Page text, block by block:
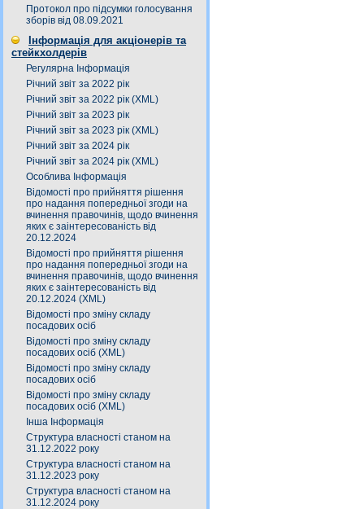
Протокол про підсумки голосування
зборів від 08.09.2021
Інформація для акціонерів та
стейкхолдерів
Регулярна Інформація
Річний звіт за 2022 рік
Річний звіт за 2022 рік (XML)
Річний звіт за 2023 рік
Річний звіт за 2023 рік (XML)
Річний звіт за 2024 рік
Річний звіт за 2024 рік (XML)
Особлива Інформація
Відомості про прийняття рішення
про надання попередньої згоди на
вчинення правочинів, щодо вчинення
яких є заінтересованість від
20.12.2024
Відомості про прийняття рішення
про надання попередньої згоди на
вчинення правочинів, щодо вчинення
яких є заінтересованість від
20.12.2024 (XML)
Відомості про зміну складу
посадових осіб
Відомості про зміну складу
посадових осіб (XML)
Відомості про зміну складу
посадових осіб
Відомості про зміну складу
посадових осіб (XML)
Інша Інформація
Структура власності станом на
31.12.2022 року
Структура власності станом на
31.12.2023 року
Структура власності станом на
31.12.2024 року